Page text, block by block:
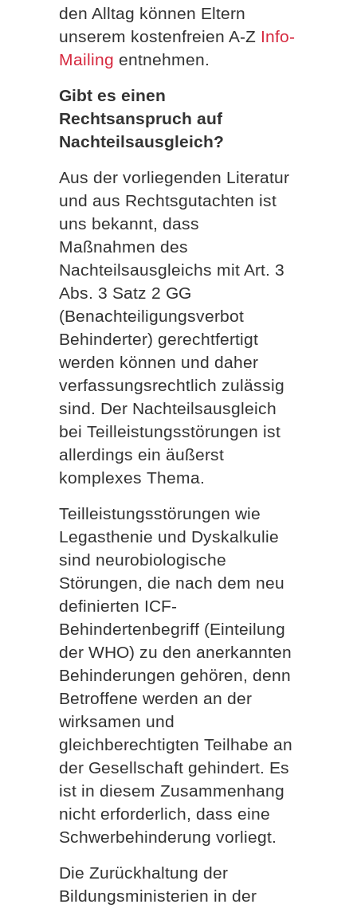
den Alltag können Eltern
unserem kostenfreien A-Z Info-
Mailing entnehmen.
Gibt es einen
Rechtsanspruch auf
Nachteilsausgleich?
Aus der vorliegenden Literatur
und aus Rechtsgutachten ist
uns bekannt, dass
Maßnahmen des
Nachteilsausgleichs mit Art. 3
Abs. 3 Satz 2 GG
(Benachteiligungsverbot
Behinderter) gerechtfertigt
werden können und daher
verfassungsrechtlich zulässig
sind. Der Nachteilsausgleich
bei Teilleistungsstörungen ist
allerdings ein äußerst
komplexes Thema.
Teilleistungsstörungen wie
Legasthenie und Dyskalkulie
sind neurobiologische
Störungen, die nach dem neu
definierten ICF-
Behindertenbegriff (Einteilung
der WHO) zu den anerkannten
Behinderungen gehören, denn
Betroffene werden an der
wirksamen und
gleichberechtigten Teilhabe an
der Gesellschaft gehindert. Es
ist in diesem Zusammenhang
nicht erforderlich, dass eine
Schwerbehinderung vorliegt.
Die Zurückhaltung der
Bildungsministerien in der